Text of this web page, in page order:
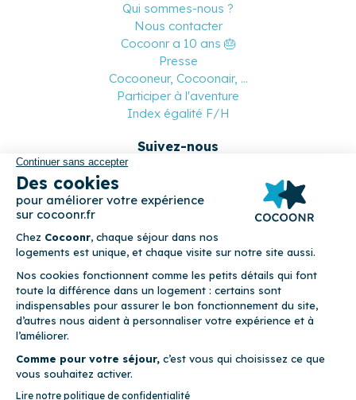
Qui sommes-nous ?
Nous contacter
Cocoonr a 10 ans 🎂
Presse
Cocooneur, Cocoonair, ...
Participer à l'aventure
Index égalité F/H
Suivez-nous
location–CGU – Politique de confidentialité–Politique de
Cocoonr est conçu et développé à Rennes 🇫🇷